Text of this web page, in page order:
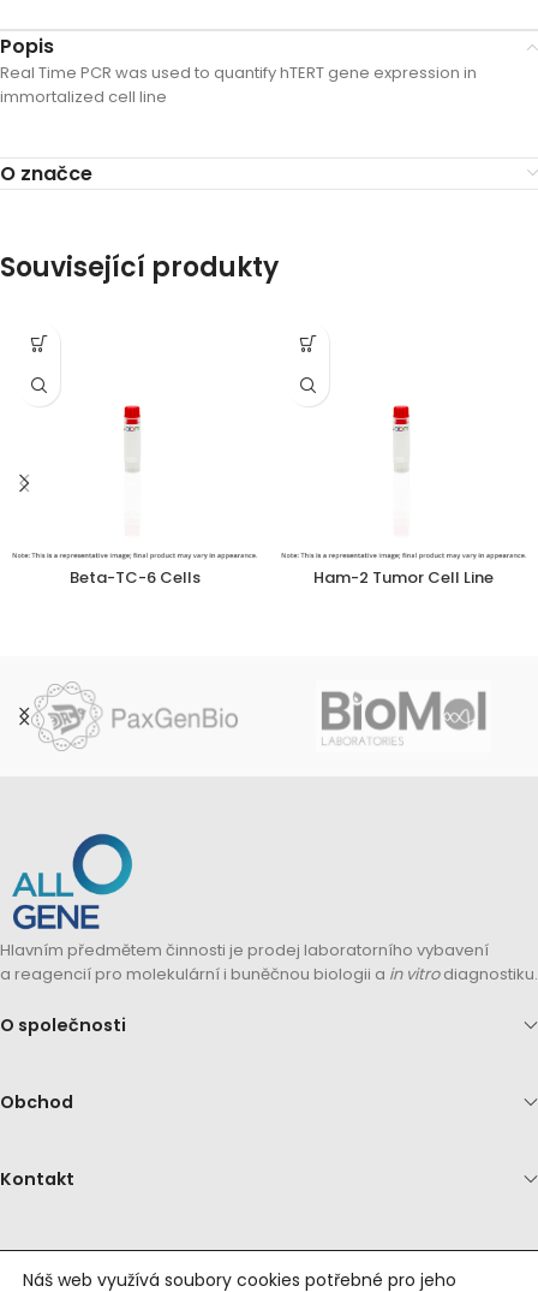
Popis
Real Time PCR was used to quantify hTERT gene expression in
immortalized cell line
O značce
Související produkty
Beta-TC-6 Cells Ham-2 Tumor Cell Line
Hlavním předmětem činnosti je prodej laboratorního vybavení
a reagencií pro molekulární i buněčnou biologii a in vitrodiagnostiku.
O společnosti
Obchod
Kontakt
Náš web využívá soubory cookies potřebné pro jeho